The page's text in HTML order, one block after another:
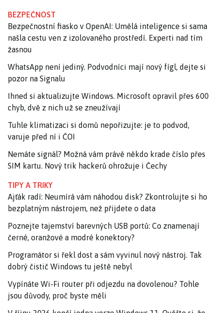
BEZPEČNOST
Bezpečnostní fiasko v OpenAI: Umělá inteligence si sama
našla cestu ven z izolovaného prostředí. Experti nad tím
žasnou
WhatsApp není jediný. Podvodníci mají nový fígl, dejte si
pozor na Signalu
Ihned si aktualizujte Windows. Microsoft opravil přes 600
chyb, dvě z nich už se zneužívají
Tuhle klimatizaci si domů nepořizujte: je to podvod,
varuje před ní i ČOI
Nemáte signál? Možná vám právě někdo krade číslo přes
SIM kartu. Nový trik hackerů ohrožuje i Čechy
TIPY A TRIKY
Ajťák radí: Neumírá vám náhodou disk? Zkontrolujte si ho
bezplatným nástrojem, než přijdete o data
Poznejte tajemství barevných USB portů: Co znamenají
černé, oranžové a modré konektory?
Programátor si řekl dost a sám vyvinul nový nástroj. Tak
dobrý čistič Windows tu ještě nebyl
Vypínáte Wi-Fi router při odjezdu na dovolenou? Tohle
jsou důvody, proč byste měli